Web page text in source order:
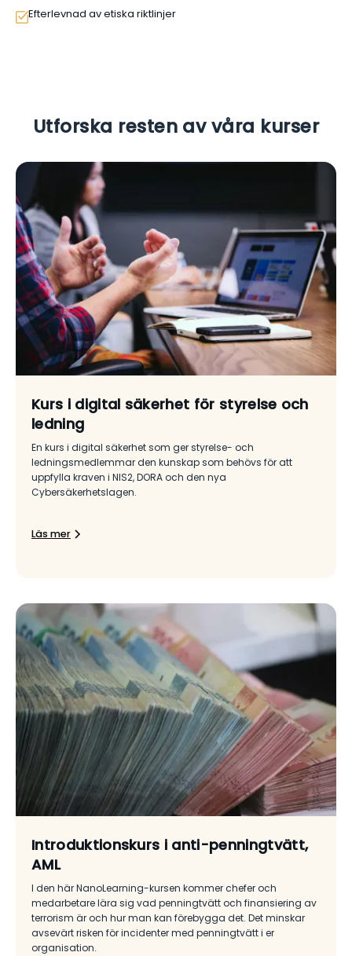
Efterlevnad av etiska riktlinjer
Utforska resten av våra kurser
Kurs i digital säkerhet för styrelse och
ledning
En kurs i digital säkerhet som ger styrelse- och
ledningsmedlemmar den kunskap som behövs för att
uppfylla kraven i NIS2, DORA och den nya
Cybersäkerhetslagen.
Läs mer
Introduktionskurs i anti-penningtvätt,
AML
I den här NanoLearning-kursen kommer chefer och
medarbetare lära sig vad penningtvätt och finansiering av
terrorism är och hur man kan förebygga det. Det minskar
avsevärt risken för incidenter med penningtvätt i er
organisation.